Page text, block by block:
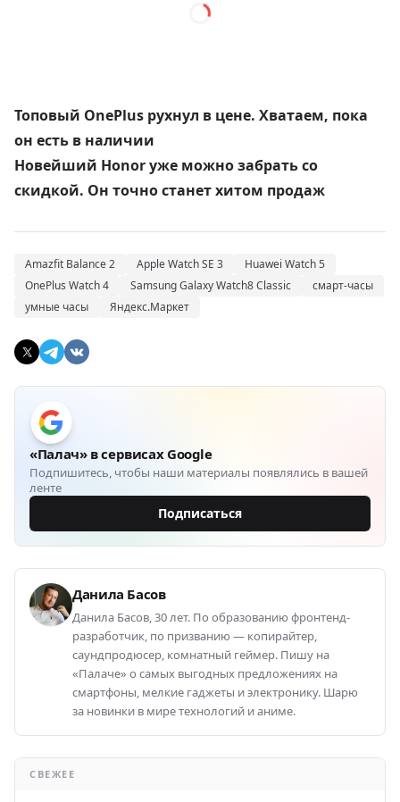
Топовый OnePlus рухнул в цене. Хватаем, пока
он есть в наличии
Новейший Honor уже можно забрать со
скидкой. Он точно станет хитом продаж
Amazfit Balance 2 Apple Watch SE 3
Huawei Watch 5
OnePlus Watch 4
Samsung Galaxy Watch8 Classic
смарт-часы
умные часы
Яндекс.Маркет
«Палач» в сервисах Google
Подпишитесь, чтобы наши материалы появлялись в вашей
ленте
Подписаться
Данила Басов
Данила Басов, 30 лет. По образованию фронтенд-
разработчик, по призванию — копирайтер,
саундпродюсер, комнатный геймер. Пишу на
«Палаче» о самых выгодных предложениях на
смартфоны, мелкие гаджеты и электронику. Шарю
за новинки в мире технологий и аниме.
СВЕЖЕЕ